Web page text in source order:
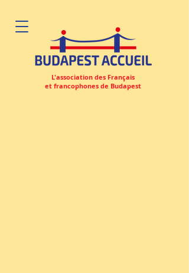
L'association des Français
et francophones de Budapest